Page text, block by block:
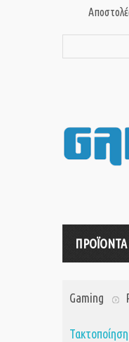
ΠΡΟΪΟΝΤΑ
Gaming